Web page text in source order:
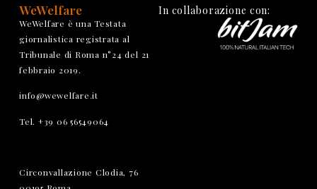
WeWelfare
WeWelfare è una Testata
giornalistica registrata al
Tribunale di Roma n°24 del 21
febbraio 2019.
info@wewelfare.it
Tel. +39 06 56549064
Circonvallazione Clodia, 76
In collaborazione con: